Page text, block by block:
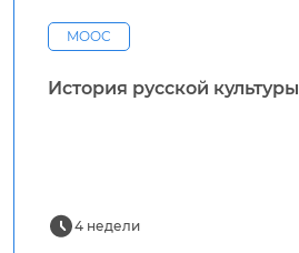
MOOC
История русской культуры
4 недели